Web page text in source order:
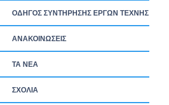
ΟΔΗΓΟΣ ΣΥΝΤΗΡΗΣΗΣ ΕΡΓΩΝ ΤΕΧΝΗΣ
ΑΝΑΚΟΙΝΩΣΕΙΣ
ΤΑ ΝEΑ
ΣΧΟΛΙΑ